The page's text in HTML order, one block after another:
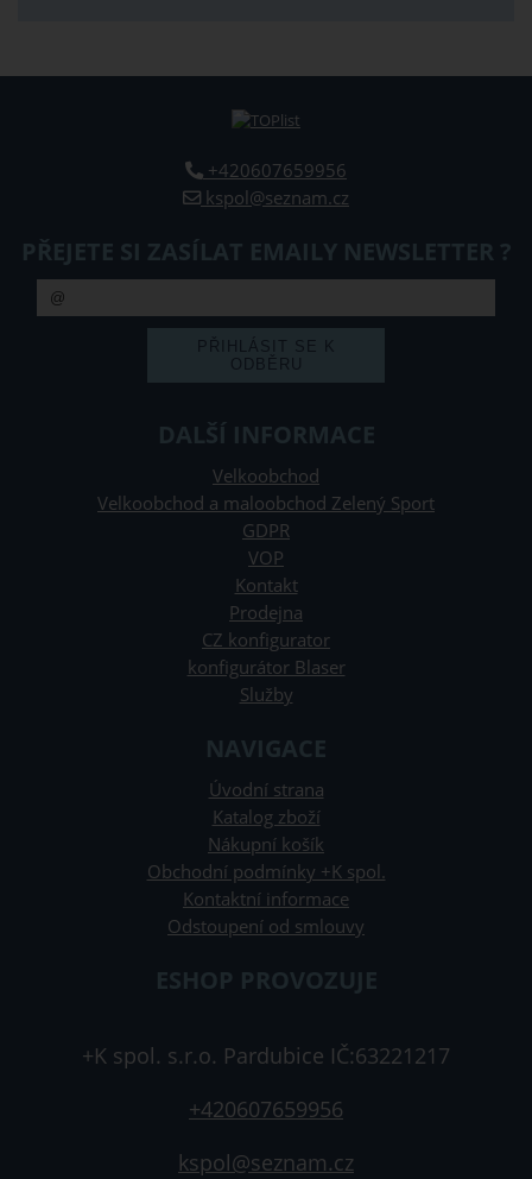
+420607659956
kspol@seznam.cz
PŘEJETE SI ZASÍLAT EMAILY NEWSLETTER ?
DALŠÍ INFORMACE
Velkoobchod
Velkoobchod a maloobchod Zelený Sport
GDPR
VOP
Kontakt
Prodejna
CZ konfigurator
konfigurátor Blaser
Služby
NAVIGACE
Úvodní strana
Katalog zboží
Nákupní košík
Obchodní podmínky +K spol.
Kontaktní informace
Odstoupení od smlouvy
ESHOP PROVOZUJE
+K spol. s.r.o. Pardubice IČ:63221217
+420607659956
kspol@seznam.cz